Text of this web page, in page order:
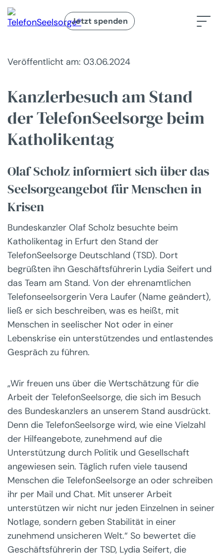
Jetzt spenden
Veröffentlicht am: 03.06.2024
Kanzlerbesuch am Stand
der TelefonSeelsorge beim
Katholikentag
Olaf Scholz informiert sich über das
Seelsorgeangebot für Menschen in
Krisen
Bundeskanzler Olaf Scholz besuchte beim
Katholikentag in Erfurt den Stand der
TelefonSeelsorge Deutschland (TSD). Dort
begrüßten ihn Geschäftsführerin Lydia Seifert und
das Team am Stand. Von der ehrenamtlichen
Telefonseelsorgerin Vera Laufer (Name geändert),
ließ er sich beschreiben, was es heißt, mit
Menschen in seelischer Not oder in einer
Lebenskrise ein unterstützendes und entlastendes
Gespräch zu führen.
„Wir freuen uns über die Wertschätzung für die
Arbeit der TelefonSeelsorge, die sich im Besuch
des Bundeskanzlers an unserem Stand ausdrückt.
Denn die TelefonSeelsorge wird, wie eine Vielzahl
der Hilfeangebote, zunehmend auf die
Unterstützung durch Politik und Gesellschaft
angewiesen sein. Täglich rufen viele tausend
Menschen die TelefonSeelsorge an oder schreiben
ihr per Mail und Chat. Mit unserer Arbeit
unterstützen wir nicht nur jeden Einzelnen in seiner
Notlage, sondern geben Stabilität in einer
zunehmend unsicheren Welt.“ So bewertet die
Geschäftsführerin der TSD, Lydia Seifert, die